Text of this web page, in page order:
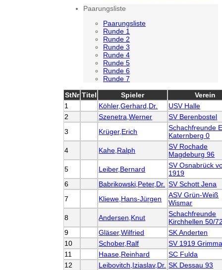
Paarungsliste
Paarungsliste
Runde 1
Runde 2
Runde 3
Runde 4
Runde 5
Runde 6
Runde 7
StNr Titel Spieler
Verein
1
Köhler,Gerhard,Dr.
USV Halle
2
Szenetra,Werner
SV Berenbostel
3
Krüger,Erich
Schachfreunde
Katernberg 0
4
Kahe,Ralph
SV Rochade
Magdeburg 96
5
Leiber,Bernard
SV Osnabrück
1919
6
Babrikowski,Peter,Dr.
SV Schott Jena
7
Kliewe,Hans-Jürgen
ASV Grün-Weiß
Wismar
8
Andersen,Knut
Schachfreunde
Kirchhellen 50/
9
Gläser,Wilfried
SK Anderten
10
Schober,Ralf
SV 1919
11
Haase,Reinhard
SC Fulda
12
Leibovitch,Iziaslav,Dr. SK Dessau 93